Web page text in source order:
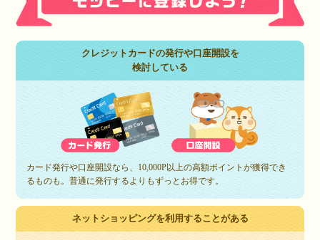
クレジットカードの発行や口座開設を
検討している
カード発行や口座開設なら、10,000P以上の高額ポイントが獲得でき
るものも。普通に発行するよりもずっとお得です。
ネットショッピングを利用することがある